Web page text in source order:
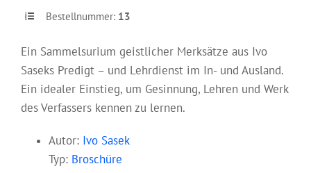
Bestellnummer: 13
Ein Sammelsurium geistlicher Merksätze aus Ivo
Saseks Predigt – und Lehrdienst im In- und Ausland.
Ein idealer Einstieg, um Gesinnung, Lehren und Werk
des Verfassers kennen zu lernen.
Autor: Ivo Sasek
Typ: Broschüre